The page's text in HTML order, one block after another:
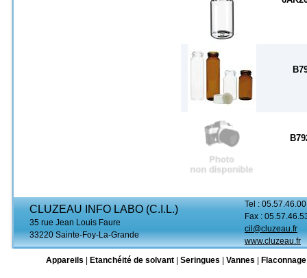
CLUZEAU INFO LABO (C.I.L.)
35 rue Jean Louis Faure
33220 Sainte-Foy-La-Grande
Tel :
Fax :
cil@cluzeau.fr
www.cluzeau.fr
Appareils
Etanchéité de solvant Seringues Vannes Flaconnage